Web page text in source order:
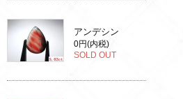
アンデシン
0円(内税)
SOLD OUT